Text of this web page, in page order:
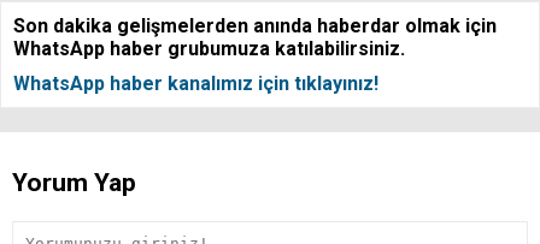
Son dakika gelişmelerden anında haberdar olmak için
WhatsApp haber grubumuza katılabilirsiniz.
WhatsApp haber kanalımız için tıklayınız!
Yorum Yap